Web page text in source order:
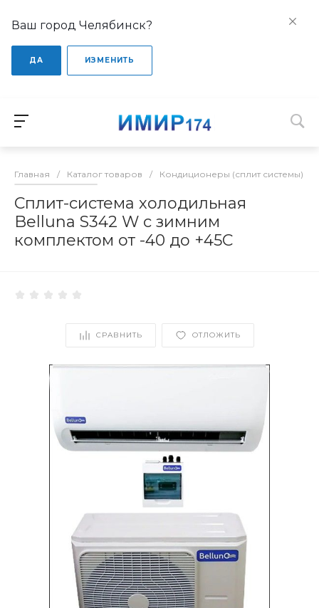
Ваш город Челябинск?
ДА ИЗМЕНИТЬ
Главная / Каталог товаров / Кондиционеры (сплит системы)
Сплит-система холодильная
Belluna S342 W с зимним
комплектом от -40 до +45С
СРАВНИТЬ ОТЛОЖИТЬ